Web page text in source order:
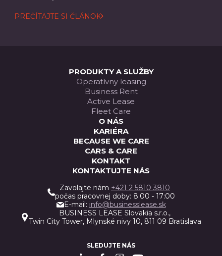
CONSECTETUER
ADIPISCING
PREČÍTAJTE SI ČLÁNOK
PRODUKTY A SLUŽBY
Operatívny leasing
Business Rent
Active Lease
Fleet Care
O NÁS
KARIÉRA
BECAUSE WE CARE
CARS & CARE
KONTAKT
KONTAKTUJTE NÁS
Zavolajte nám +421 2 5810 3810
počas pracovnej doby: 8:00 - 17:00
E-mail: info@businesslease.sk
BUSINESS LEASE Slovakia s.r.o.,
Twin City Tower, Mlynské nivy 10, 811 09 Bratislava
SLEDUJTE NÁS